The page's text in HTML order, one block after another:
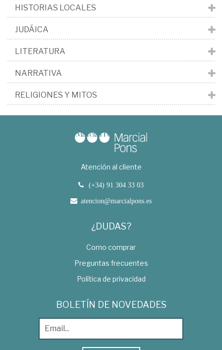
HISTORIAS LOCALES
JUDÁICA
LITERATURA
NARRATIVA
RELIGIONES Y MITOS
Atención al cliente
(+34) 91 304 33 03
atencion@marcialpons.es
¿DUDAS?
Como comprar
Preguntas frecuentes
Política de privacidad
BOLETÍN DE NOVEDADES